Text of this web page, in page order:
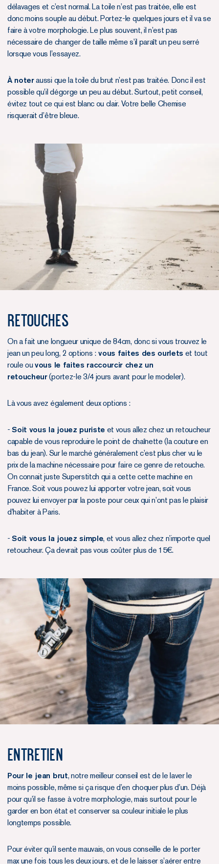
délavages et c’est normal. La toile n’est pas traitée, elle est
donc moins souple au début. Portez-le quelques jours et il va se
faire à votre morphologie. Le plus souvent, il n’est pas
nécessaire de changer de taille même s’il paraît un peu serré
lorsque vous l’essayez.
À noteraussi que la toile du brut n’est pas traitée. Donc il est
possible qu’il dégorge un peu au début. Surtout, petit conseil,
évitez tout ce qui est blanc ou clair. Votre belle Chemise
risquerait d’être bleue.
Retouches
On a fait une longueur unique de 84cm, donc si vous trouvez le
jean un peu long, 2 options :vous faites des ourlets et tout
roule ouvous le faites raccourcir chez un
retoucheur(portez-le 3/4 jours avant pour le modeler).
Là vous avez également deux options :
-Soit vous la jouez puriste et vous allez chez un retoucheur
capable de vous reproduire le point de chaînette (la couture en
bas du jean). Sur le marché généralement c’est plus cher vu le
prix de la machine nécessaire pour faire ce genre de retouche.
On connait juste Superstitch qui a cette cette machine en
France. Soit vous pouvez lui apporter votre jean, soit vous
pouvez lui envoyer par la poste pour ceux qui n’ont pas le plaisir
d’habiter à Paris.
-Soit vous la jouez simple, et vous allez chez n’importe quel
retoucheur. Ça devrait pas vous coûter plus de 15€.
Entretien
Pour le jean brut, notre meilleur conseil est de le laver le
moins possible, même si ça risque d’en choquer plus d’un. Déjà
pour qu’il se fasse à votre morphologie, mais surtout pour le
garder en bon état et conserver sa couleur initiale le plus
longtemps possible.
Pour éviter qu’il sente mauvais, on vous conseille de le porter
max une fois tous les deux jours, et de le laisser s’aérer entre